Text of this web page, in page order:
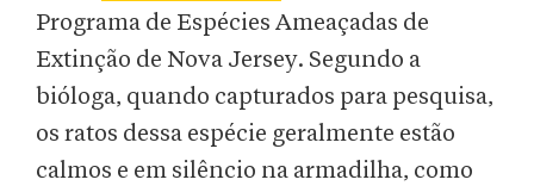
Programa de Espécies Ameaçadas de
Extinção de Nova Jersey. Segundo a
bióloga, quando capturados para pesquisa,
os ratos dessa espécie geralmente estão
calmos e em silêncio na armadilha, como